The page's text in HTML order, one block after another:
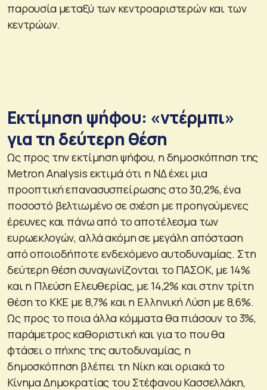
παρουσία μεταξύ των κεντροαριστερών και των
κεντρώων.
Εκτίμηση ψήφου: «ντέρμπι»
για τη δεύτερη θέση
Ως προς την εκτίμηση ψήφου, η δημοσκόπηση της
Metron Analysis εκτιμά ότι η ΝΔ έχει μια
προοπτική επανασυσπείρωσης στο 30,2%, ένα
ποσοστό βελτιωμένο σε σχέση με προηγούμενες
έρευνες και πάνω από το αποτέλεσμα των
ευρωεκλογών, αλλά ακόμη σε μεγάλη απόσταση
από οποιοδήποτε ενδεχόμενο αυτοδυναμίας. Στη
δεύτερη θέση συναγωνίζονται το ΠΑΣΟΚ, με 14%
και η Πλεύση Ελευθερίας, με 14,2% και στην τρίτη
θέση το ΚΚΕ με 8,7% και η Ελληνική Λύση με 8,6%.
Ως προς το ποια άλλα κόμματα θα πιάσουν το 3%,
παράμετρος καθοριστική και για το που θα
φτάσει ο πήχης της αυτοδυναμίας, η
δημοσκόπηση βλέπει τη Νίκη και οριακά το
Κίνημα Δημοκρατίας του Στέφανου Κασσελλάκη,